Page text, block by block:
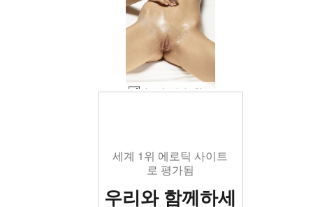
카프리스 녹는 얼음 #57
세계 1위 에로틱 사이트
로 평가됨
우리와 함께하세